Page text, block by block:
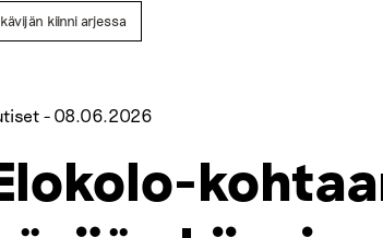
kiinni arjessa
- 08.06.2026